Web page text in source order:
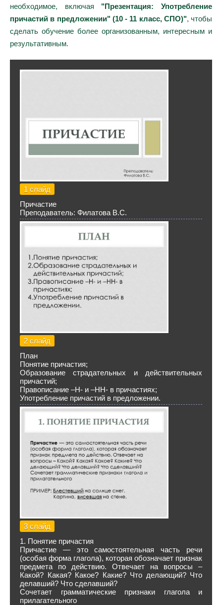
необходимое, включая "Презентация: Употребление
причастий в предложении" (10 - 11 класс, СПО)", чтобы
сделать обучение более организованным, интересным и
результативным.
1 слайд
Причастие
Преподаватель: Филатова В.С.
2 слайд
План
Понятие причастия;
Образование страдательных и действительных
причастий;
Правописание –Н- и –НН- в причастиях;
Употребление причастий в предложении.
3 слайд
1. Понятие причастия
Причастие — это самостоятельная часть речи
(особая форма глагола), которая обозначает признак
предмета по действию. Отвечает на вопросы –
Какой? Какая? Какое? Какие? Что делающий? Что
делавший? Что сделавший?
Сочетает грамматические признаки глагола и
прилагательного